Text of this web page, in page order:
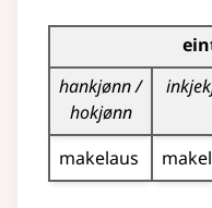
Bøyningstabell for
hankjønn /
hokjønn
makelaus